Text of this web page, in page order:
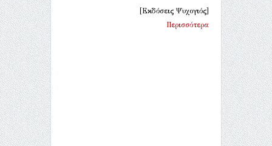
[Εκδόσεις Ψυχογιός]
Περισσότερα